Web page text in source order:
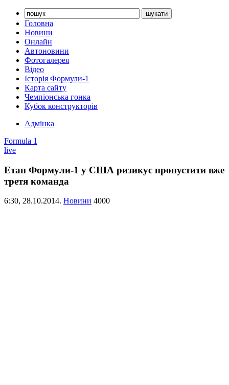
Головна
Новини
Онлайн
Автоновини
Фотогалерея
Відео
Історія Формули-1
Карта сайту
Чемпіонська гонка
Кубок конструкторів
Адмінка
Formula 1
live
Етап Формули-1 у США ризикує пропустити вже
третя команда
6:30, 28.10.2014. Новини 4000